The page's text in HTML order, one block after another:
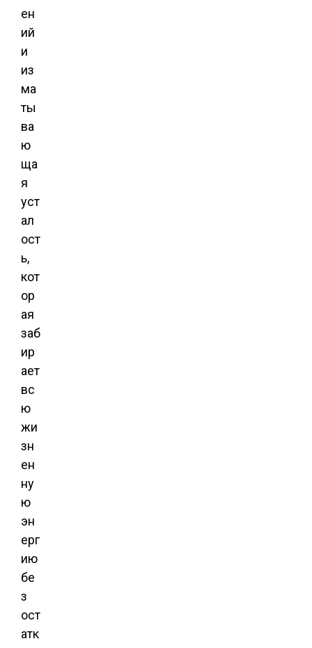
ен
ий
и
из
ма
ты
ва
ю
ща
я
уст
ал
ост
ь,
кот
ор
ая
заб
ир
ает
вс
ю
жи
зн
ен
ну
ю
эн
ерг
ию
бе
з
ост
атк